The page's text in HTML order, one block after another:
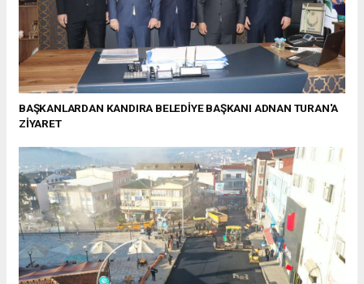
BAŞKANLARDAN KANDIRA BELEDİYE BAŞKANI ADNAN TURAN'A
ZİYARET